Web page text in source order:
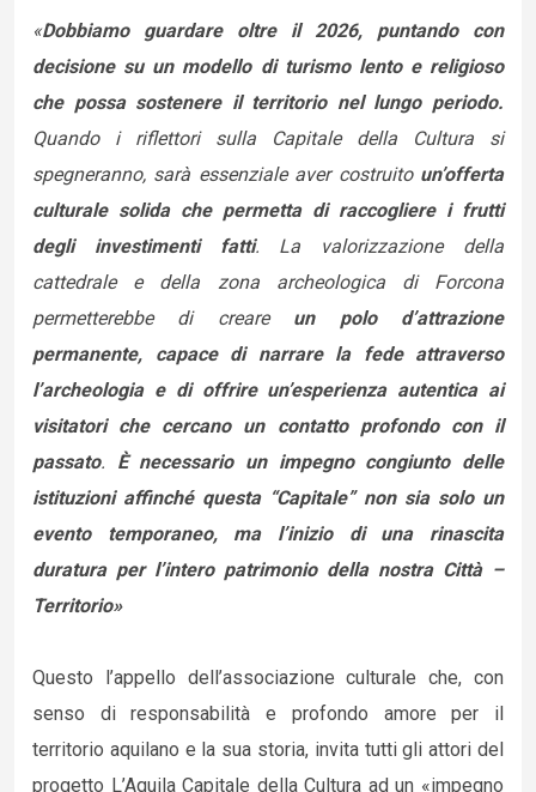
«Dobbiamo guardare oltre il 2026, puntando con
decisione su un modello di turismo lento e religioso
che possa sostenere il territorio nel lungo periodo.
Quando i riflettori sulla Capitale della Cultura si
spegneranno, sarà essenziale aver costruito un’offerta
culturale solida che permetta di raccogliere i frutti
degli investimenti fatti. La valorizzazione della
cattedrale e della zona archeologica di Forcona
permetterebbe di creare un polo d’attrazione
permanente, capace di narrare la fede attraverso
l’archeologia e di offrire un’esperienza autentica ai
visitatori che cercano un contatto profondo con il
passato. È necessario un impegno congiunto delle
istituzioni affinché questa “Capitale” non sia solo un
evento temporaneo, ma l’inizio di una rinascita
duratura per l’intero patrimonio della nostra Città –
Territorio»
Questo l’appello dell’associazione culturale che, con
senso di responsabilità e profondo amore per il
territorio aquilano e la sua storia, invita tutti gli attori del
progetto L’Aquila Capitale della Cultura ad un «impegno